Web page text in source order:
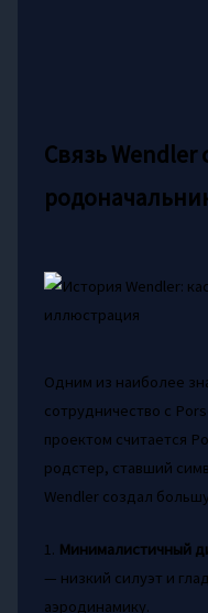
Связь Wendler
Одним из наиболее
сотрудничество с
проектом считается
родстер, ставший
Wendler создал
1. Минималистичный
— низкий силуэт и
аэродинамику.